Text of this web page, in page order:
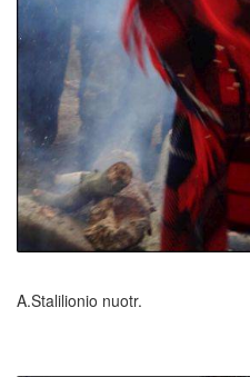
A.Stalilionio nuotr.